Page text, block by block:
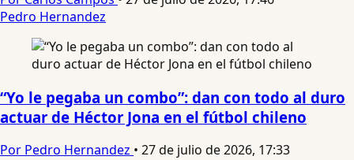
Pedro Hernandez
“Yo le pegaba un combo”: dan con todo al duro
actuar de Héctor Jona en el fútbol chileno
Por Pedro Hernandez • 27 de julio de 2026, 17:33